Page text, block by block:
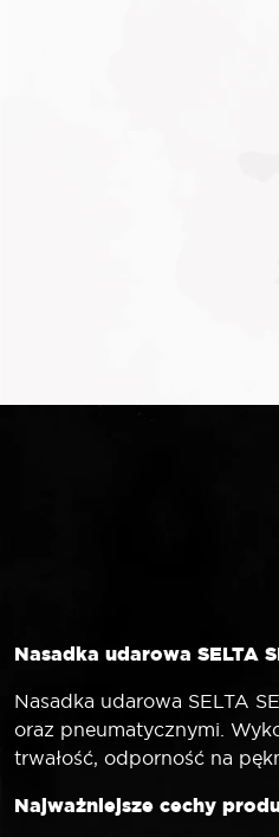
Nasadka udarowa SELTA
Nasadka udarowa SELTA
oraz pneumatycznymi.
trwałość, odporność na
Najważniejsze cechy